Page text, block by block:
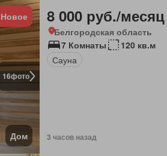
16фото
Новое
Дом
8 000 руб./месяц
Белгородская область
7 Комнаты
120 кв.м
Сауна
3 часов назад